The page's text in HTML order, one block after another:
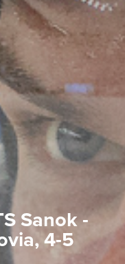
Sanok -
4-5